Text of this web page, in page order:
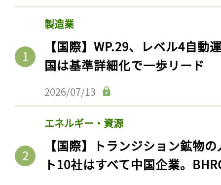
製造業
【国際】WP.29、レベル4自動
国は基準詳細化で一歩リード
2026/07/13
エネルギー・資源
【国際】トランジション鉱物
ト10社はすべて中国企業。